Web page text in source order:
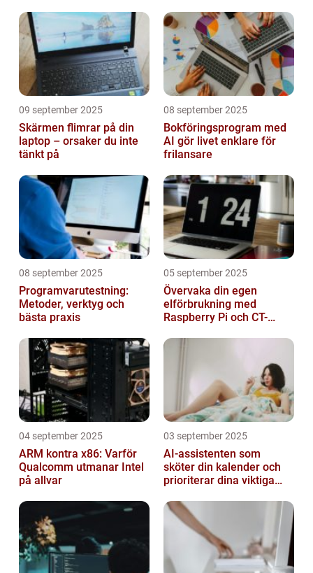
09 september 2025
Skärmen flimrar på din
laptop – orsaker du inte
tänkt på
08 september 2025
Bokföringsprogram med
AI gör livet enklare för
frilansare
08 september 2025
Programvarutestning:
Metoder, verktyg och
bästa praxis
05 september 2025
Övervaka din egen
elförbrukning med
Raspberry Pi och CT-
04 september 2025
ARM kontra x86: Varför
Qualcomm utmanar Intel
på allvar
03 september 2025
AI-assistenten som
sköter din kalender och
prioriterar dina viktiga